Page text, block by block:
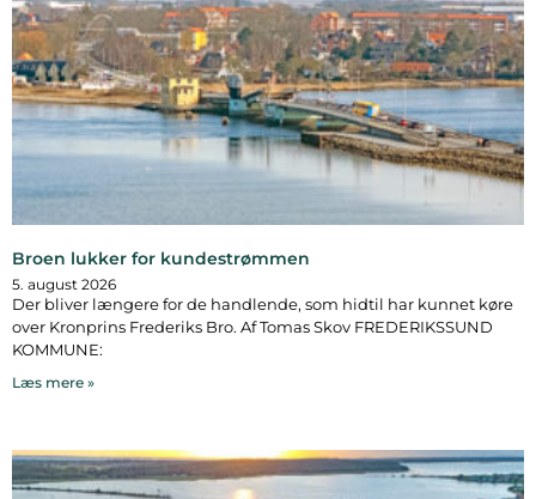
Broen lukker for kundestrømmen
5. august 2026
Der bliver længere for de handlende, som hidtil har kunnet køre
over Kronprins Frederiks Bro. Af Tomas Skov FREDERIKSSUND
KOMMUNE:
Læs mere »